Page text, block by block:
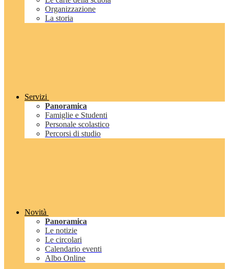
Organizzazione
La storia
Servizi
Panoramica
Famiglie e Studenti
Personale scolastico
Percorsi di studio
Novità
Panoramica
Le notizie
Le circolari
Calendario eventi
Albo Online